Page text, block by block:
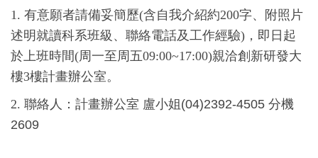
1. 有意願者請備妥簡歷(含自我介紹約200字、附照片
述明就讀科系班級、聯絡電話及工作經驗)，即日起
於上班時間(周一至周五09:00~17:00)親洽創新研發大
樓3樓計畫辦公室。
2. 聯絡人： 計畫辦公室 盧小姐(04)2392-4505 分機
2609